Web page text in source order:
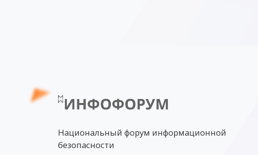
Национальный форум информационной
безопасности